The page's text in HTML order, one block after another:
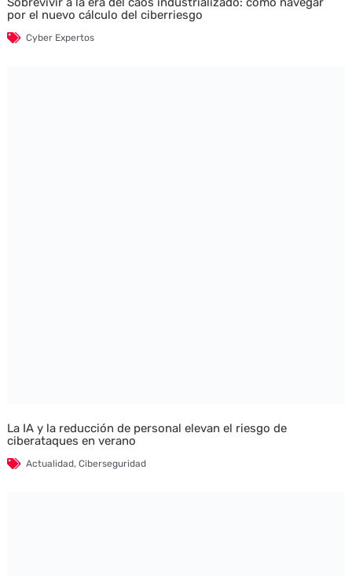
por el nuevo cálculo del ciberriesgo
Cyber Expertos
La IA y la reducción de personal elevan el riesgo de
ciberataques en verano
Actualidad, Ciberseguridad